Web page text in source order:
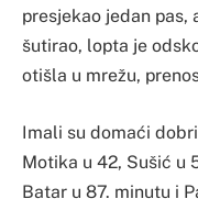
presjekao jedan pas,
šutirao, lopta je
otišla u mrežu,
Imali su domaći
Motika u 42, Sušić u
Batar u 87. minutu i